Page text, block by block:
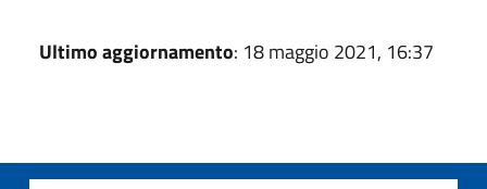
Ultimo aggiornamento: 18 maggio 2021, 16:37